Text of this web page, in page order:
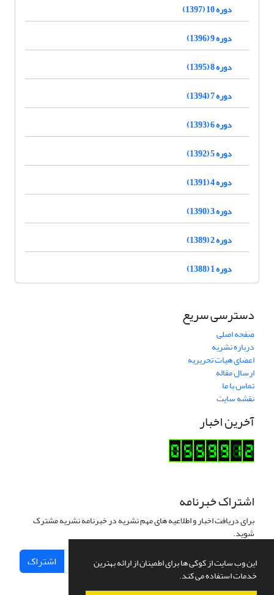
این وب سایت از کوکی ها برای اطمینان از ارائه بهترین
خدمات استفاده می کند.
دوره 10 (1397)
دوره 9 (1396)
دوره 8 (1395)
دوره 7 (1394)
دوره 6 (1393)
دوره 5 (1392)
دوره 4 (1391)
دوره 3 (1390)
دوره 2 (1389)
دوره 1 (1388)
دسترسی سریع
صفحه اصلی
درباره نشریه
اعضای هیات تحریریه
ارسال مقاله
تماس با ما
نقشه سایت
آخرین اخبار
اشتراک خبرنامه
برای دریافت اخبار و اطلاعیه های مهم نشریه در خبرنامه نشریه مشترک
شوید.
اشتراک